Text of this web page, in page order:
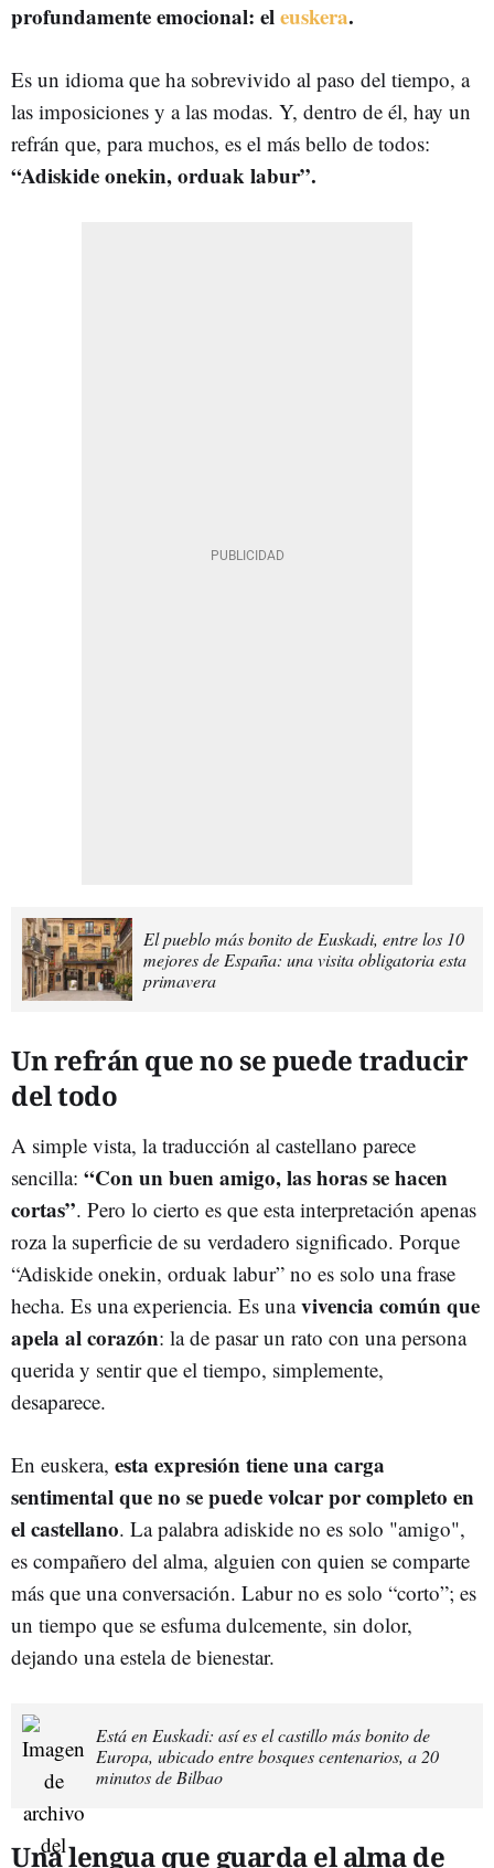
profundamente emocional: eleuskera.
Es un idioma que ha sobrevivido al paso del tiempo, a
las imposiciones y a las modas. Y, dentro de él, hay un
refrán que, para muchos, es el más bello de todos:
“Adiskide onekin, orduak labur”.
El pueblo más bonito de Euskadi, entre los 10
mejores de España: una visita obligatoria esta
primavera
Un refrán que no se puede traducir
del todo
A simple vista, la traducción al castellano parece
sencilla: “Con un buen amigo, las horas se hacen
cortas”. Pero lo cierto es que esta interpretación apenas
roza la superficie de su verdadero significado. Porque
“Adiskide onekin, orduak labur” no es solo una frase
hecha. Es una experiencia. Es unavivencia común que
apela al corazón: la de pasar un rato con una persona
querida y sentir que el tiempo, simplemente,
desaparece.
En euskera, esta expresión tiene una carga
sentimental que no se puede volcar por completo en
el castellano. La palabra adiskide no es solo "amigo",
es compañero del alma, alguien con quien se comparte
más que una conversación. Labur no es solo “corto”; es
un tiempo que se esfuma dulcemente, sin dolor,
dejando una estela de bienestar.
Está en Euskadi: así es el castillo más bonito de
Europa, ubicado entre bosques centenarios, a 20
minutos de Bilbao
Una lengua que guarda el alma de